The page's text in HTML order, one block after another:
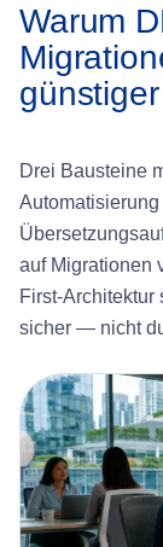
Warum
Drei Bausteine
auf Migrationen
First-Architektur
sicher — nicht